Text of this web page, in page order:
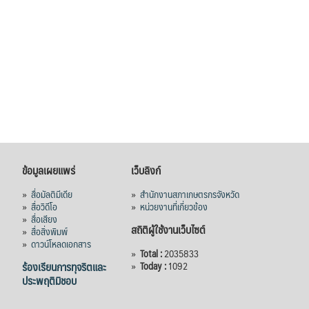
ข้อมูลเผยแพร่
» สื่อมัลติมีเดีย
» สื่อวิดีโอ
» สื่อเสียง
» สื่อสิ่งพิมพ์
» ดาวน์โหลดเอกสาร
ร้องเรียนการทุจริตและ
ประพฤติมิชอบ
เว็บลิงก์
» สำนักงานสภาเกษตรกรจังหวัด
» หน่วยงานที่เกี่ยวข้อง
สถิติผู้ใช้งานเว็บไซต์
» Total :2035833
» Today :1092